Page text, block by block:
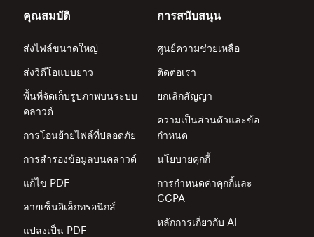
คุณสมบัติ
ส่งไฟล์ขนาดใหญ่
ส่งวิดีโอแบบยาว
พื้นที่จัดเก็บรูปภาพบนระบบ
คลาวด์
การโอนย้ายไฟล์ที่ปลอดภัย
การสำรองข้อมูลบนคลาวด์
แก้ไข PDF
ลายเซ็นอิเล็กทรอนิกส์
แปลงเป็น PDF
การสนับสนุน
ศูนย์ความช่วยเหลือ
ติดต่อเรา
ยกเลิกสัญญา
ความเป็นส่วนตัวและข้อ
กำหนด
นโยบายคุกกี้
การกำหนดค่าคุกกี้และ
CCPA
หลักการเกี่ยวกับ AI